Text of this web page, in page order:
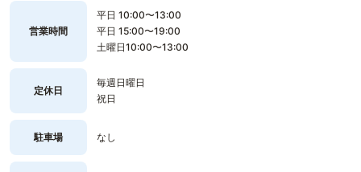
営業時間
平日 10:00〜13:00
平日 15:00〜19:00
土曜日10:00〜13:00
定休日
毎週日曜日
祝日
駐車場 なし